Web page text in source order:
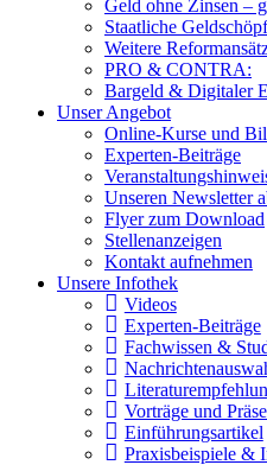
Geld ohne Zinsen –
Staatliche
Weitere
PRO & CONTRA:
Bargeld & Digitaler
Unser Angebot
Online-Kurse und
Experten-Beiträge
Unseren Newsletter
Flyer zum Download
Stellenanzeigen
Kontakt aufnehmen
Unsere Infothek
Videos
Experten-Beiträge
Fachwissen &
Vorträge und
Einführungsartikel
Praxisbeispiele &